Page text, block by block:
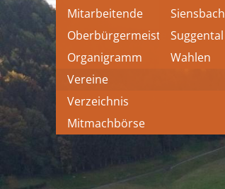
Mitarbeitende
Oberbürgermeister
Organigramm
Vereine
Verzeichnis
Mitmachbörse
Siensbach
Suggental
Wahlen